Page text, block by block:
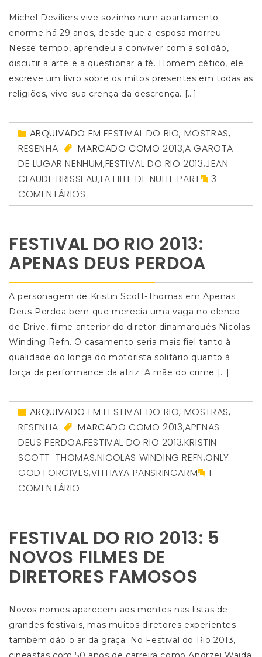
Michel Deviliers vive sozinho num apartamento
enorme há 29 anos, desde que a esposa morreu.
Nesse tempo, aprendeu a conviver com a solidão,
discutir a arte e a questionar a fé. Homem cético, ele
escreve um livro sobre os mitos presentes em todas as
religiões, vive sua crença da descrença. […]
ARQUIVADO EMFESTIVAL DO RIO, MOSTRAS,
RESENHA
MARCADO COMO2013,A GAROTA
DE LUGAR NENHUM,FESTIVAL DO RIO 2013,JEAN-
CLAUDE BRISSEAU,LA FILLE DE NULLE PART
3
COMENTÁRIOS
FESTIVAL DO RIO 2013:
APENAS DEUS PERDOA
A personagem de Kristin Scott-Thomas em Apenas
Deus Perdoa bem que merecia uma vaga no elenco
de Drive, filme anterior do diretor dinamarquês Nicolas
Winding Refn. O casamento seria mais fiel tanto à
qualidade do longa do motorista solitário quanto à
força da performance da atriz. A mãe do crime […]
ARQUIVADO EMFESTIVAL DO RIO, MOSTRAS,
RESENHA
MARCADO COMO2013,APENAS
DEUS PERDOA,FESTIVAL DO RIO 2013,KRISTIN
SCOTT-THOMAS,NICOLAS WINDING REFN,ONLY
GOD FORGIVES,VITHAYA PANSRINGARM
1
COMENTÁRIO
FESTIVAL DO RIO 2013: 5
NOVOS FILMES DE
DIRETORES FAMOSOS
Novos nomes aparecem aos montes nas listas de
grandes festivais, mas muitos diretores experientes
também dão o ar da graça. No Festival do Rio 2013,